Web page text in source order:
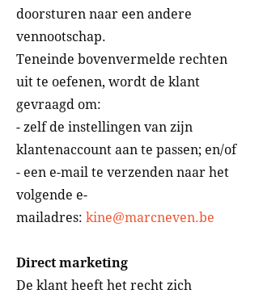
doorsturen naar een andere
vennootschap.
Teneinde bovenvermelde rechten
uit te oefenen, wordt de klant
gevraagd om:
- zelf de instellingen van zijn
klantenaccount aan te passen; en/of
- een e-mail te verzenden naar het
volgende e-
mailadres: kine@marcneven.be
Direct marketing
De klant heeft het recht zich